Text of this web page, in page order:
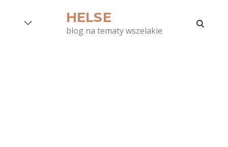
HELSE
blog na tematy wszelakie
search